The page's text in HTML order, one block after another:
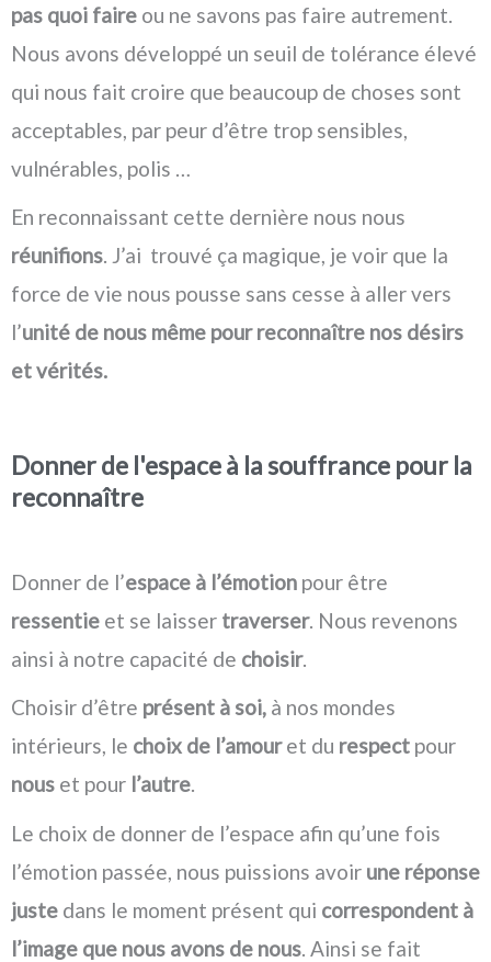
pas quoi faire ou ne savons pas faire autrement.
Nous avons développé un seuil de tolérance élevé
qui nous fait croire que beaucoup de choses sont
acceptables, par peur d’être trop sensibles,
vulnérables, polis …
En reconnaissant cette dernière nous nous
réunifions. J’ai trouvé ça magique, je voir que la
force de vie nous pousse sans cesse à aller vers
l’unité de nous même pour reconnaître nos désirs
et vérités.
Donner de l'espace à la souffrance pour la
reconnaître
Donner de l’espace à l’émotion pour être
ressentie et se laisser traverser. Nous revenons
ainsi à notre capacité de choisir.
Choisir d’être présent à soi, à nos mondes
intérieurs, le choix de l’amouret du respect pour
nous et pour l’autre.
Le choix de donner de l’espace afin qu’une fois
l’émotion passée, nous puissions avoir une réponse
juste dans le moment présent qui correspondent à
l’image que nous avons de nous. Ainsi se fait